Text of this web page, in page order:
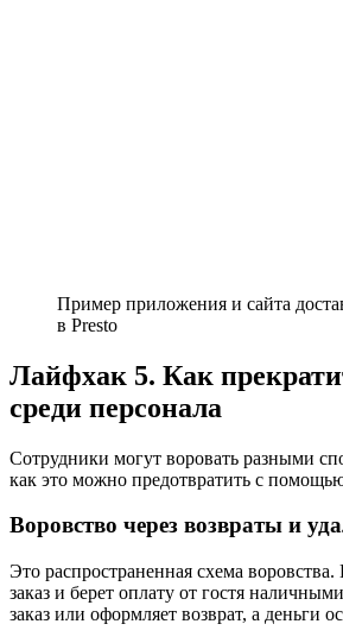
Пример приложения и сайта
в Presto
Лайфхак 5. Как
среди персонала
Сотрудники могут воровать разными
как это можно предотвратить с
Воровство через возвраты и
Это распространенная схема
заказ и берет оплату от гостя
заказ или оформляет возврат, а деньги